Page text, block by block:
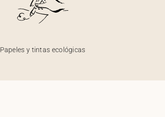
Papeles y tintas ecológicas